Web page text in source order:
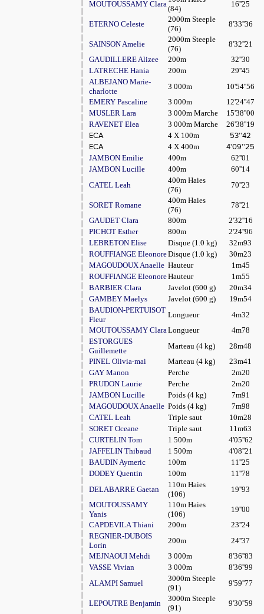
MOUTOUSSAMY Clara
(84)
16''25
ETERNO Celeste
2000m Steeple
(76)
8'33''36
SAINSON Amelie
2000m Steeple
(76)
8'32''21
GAUDILLERE Alizee
200m
32''30
LATRECHE Hania
200m
29''45
ALBEJANO Marie-
charlotte
3 000m
10'54''56
EMERY Pascaline
3 000m
12'24''47
MUSLER Lara
3 000m Marche
15'38''00
RAVENET Elea
3 000m Marche 26'38''19
ECA 4 X 100m
53''42
ECA
4 X 400m 4'09''25
JAMBON Emilie 400m
62''01
JAMBON Lucille
400m
60''14
CATEL Leah
400m Haies
(76)
70''23
SORET Romane
400m Haies
(76)
78''21
GAUDET Clara
800m
2'32''16
PICHOT Esther
800m
2'24''96
LEBRETON Elise
Disque (1.0 kg)
32m93
ROUFFIANGE EleonoreDisque (1.0 kg)
30m23
MAGOUDOUX Anaelle Hauteur
1m45
ROUFFIANGE EleonoreHauteur
1m55
BARBIER Clara
Javelot (600 g)
20m34
GAMBEY Maelys
Javelot (600 g)
19m54
BAUDION-PERTUISOT
Fleur
Longueur
4m32
MOUTOUSSAMY ClaraLongueur
4m78
ESTORGUES
Guillemette
Marteau (4 kg)
28m48
PINEL Olivia-mai
Marteau (4 kg)
23m41
GAY Manon
Perche
2m20
PRUDON Laurie
Perche
2m20
JAMBON Lucille
Poids (4 kg)
7m91
MAGOUDOUX Anaelle Poids (4 kg)
7m98
CATEL Leah
Triple saut
10m28
SORET Oceane
Triple saut
11m63
CURTELIN Tom
1 500m
4'05''62
JAFFELIN Thibaud
1 500m
4'08''21
BAUDIN Aymeric
100m
11''25
DODEY Quentin
100m
11''78
DELABARRE Gaetan
110m Haies
(106)
19''93
MOUTOUSSAMY
Yanis
110m Haies
(106)
19''00
CAPDEVILA Thiani
200m
23''24
REGNIER-DUBOIS
Lorin
200m
24''37
MEJNAOUI Mehdi
3 000m
8'36''83
VASSE Vivian
3 000m
8'36''99
ALAMPI Samuel
3000m Steeple
(91)
9'59''77
LEPOUTRE Benjamin
3000m Steeple
(91)
9'30''59